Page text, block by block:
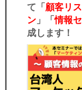
て「 顧客リ
ン 」「情報
成します！